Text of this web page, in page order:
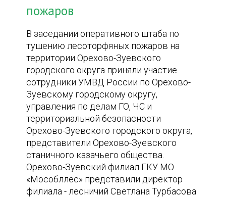
пожаров
В заседании оперативного штаба по
тушению лесоторфяных пожаров на
территории Орехово-Зуевского
городского округа приняли участие
сотрудники УМВД России по Орехово-
Зуевскому городскому округу,
управления по делам ГО, ЧС и
территориальной безопасности
Орехово-Зуевского городского округа,
представители Орехово-Зуевского
станичного казачьего общества.
Орехово-Зуевский филиал ГКУ МО
«Мособллес» представили директор
филиала - лесничий Светлана Турбасова